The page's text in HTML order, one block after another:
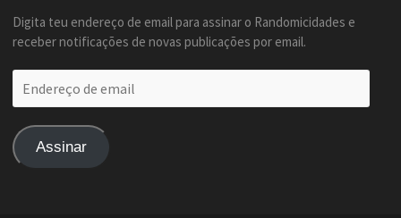
Digita teu endereço de email para assinar o Randomicidades e
receber notificações de novas publicações por email.
de
Assinar